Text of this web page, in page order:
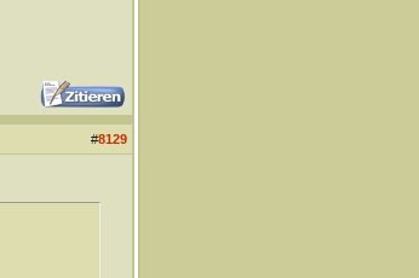
#8129